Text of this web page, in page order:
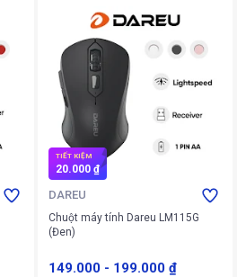
TIẾT KIỆM
20.000 ₫
DAREU
Chuột máy tính Dareu LM115G
(Đen)
149.000 - 199.000 ₫